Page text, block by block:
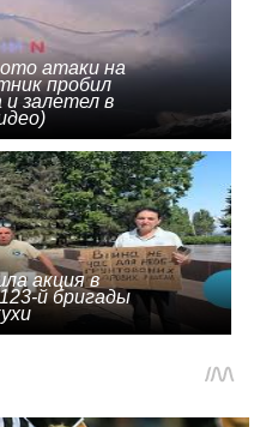
атаки на
пробил
залетел в
акция в
й бригады